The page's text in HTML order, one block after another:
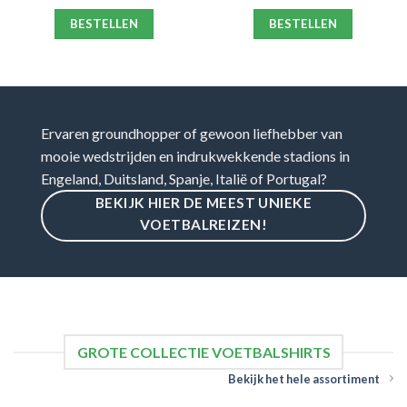
BESTELLEN BESTELLEN
Ervaren groundhopper of gewoon liefhebber van
mooie wedstrijden en indrukwekkende stadions in
Engeland, Duitsland, Spanje, Italië of Portugal?
BEKIJK HIER DE MEEST UNIEKE
VOETBALREIZEN!
GROTE COLLECTIE VOETBALSHIRTS
Bekijk het hele assortiment